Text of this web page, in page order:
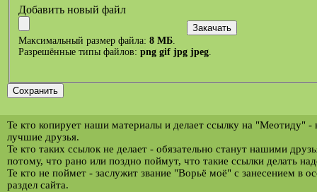
Добавить новый файл
Максимальный размер файла: 8 МБ.
Разрешённые типы файлов: png gif jpg jpeg.
Те кто копирует наши материалы и делает ссылку на "Меотиду" -
лучшие друзья.
Те кто таких ссылок не делает - обязательно станут нашими
потому, что рано или поздно поймут, что такие ссылки делать
Те кто не поймет - заслужит звание "Ворьё моё" с занесением в
раздел сайта.